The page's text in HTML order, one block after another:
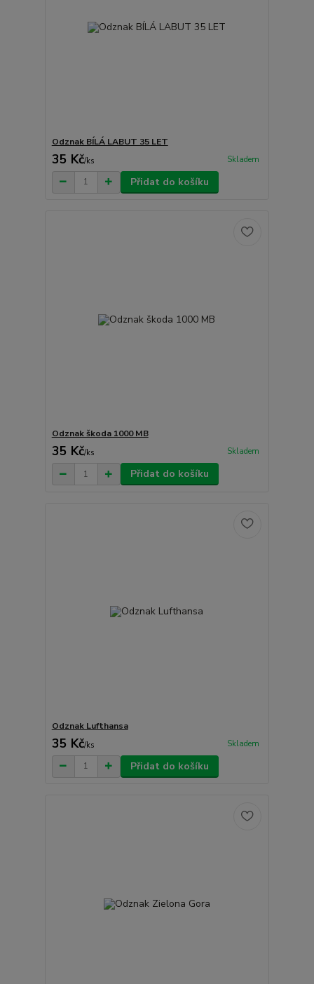
Odznak BÍLÁ LABUT 35 LET
35 Kč/ks Skladem
Přidat do košíku
Odznak škoda 1000 MB
35 Kč/ks Skladem
Přidat do košíku
Odznak Lufthansa
35 Kč/ks Skladem
Přidat do košíku